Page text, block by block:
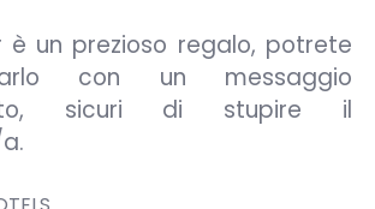
è un prezioso regalo, potrete
con un messaggio
sicuri di stupire il